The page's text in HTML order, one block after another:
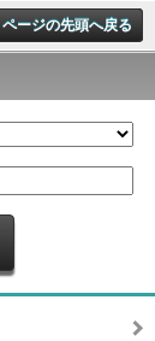
ページの先頭へ戻る